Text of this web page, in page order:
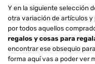
Y en la siguiente selección
otra variación de artículos
por todos aquellos
regalos y cosas para
encontrar ese obsequio para
forma aquí vas a poder ver